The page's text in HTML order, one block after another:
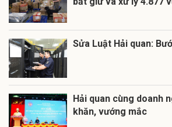
Sửa Luật Hải quan:
Hải quan cùng doanh
khăn, vướng mắc